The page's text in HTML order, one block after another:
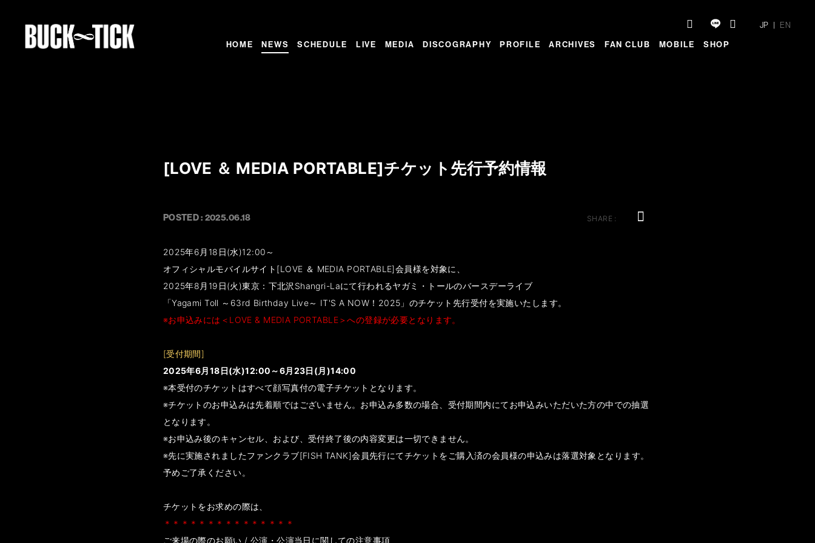
HOME NEWS SCHEDULE LIVE MEDIA DISCOGRAPHY PROFILE ARCHIVES FAN CLUB MOBILE SHOP
JP EN
[LOVE ＆ MEDIA PORTABLE]チケット先行予約情報
SHARE :
POSTED : 2025.06.18
2025年6月18日(水)12:00～
オフィシャルモバイルサイト[LOVE ＆ MEDIA PORTABLE]会員様を対象に、
2025年8月19日(火)東京：下北沢Shangri-Laにて行われるヤガミ・トールのバースデーライブ
「Yagami Toll ～63rd Birthday Live～ IT'S A NOW！2025」のチケット先行受付を実施いたします。
※お申込みには＜LOVE & MEDIA PORTABLE＞への登録が必要となります。
[受付期間]
2025年6月18日(水)12:00～6月23日(月)14:00
※本受付のチケットはすべて顔写真付の電子チケットとなります。
※チケットのお申込みは先着順ではございません。お申込み多数の場合、受付期間内にてお申込みいただいた方の中での抽選
となります。
※お申込み後のキャンセル、および、受付終了後の内容変更は一切できません。
※先に実施されましたファンクラブ[FISH TANK]会員先行にてチケットをご購入済の会員様の申込みは落選対象となります。
予めご了承ください。
チケットをお求めの際は、
＊＊＊＊＊＊＊＊＊＊＊＊＊＊＊
ご来場の際のお願い / 公演・公演当日に関しての注意事項